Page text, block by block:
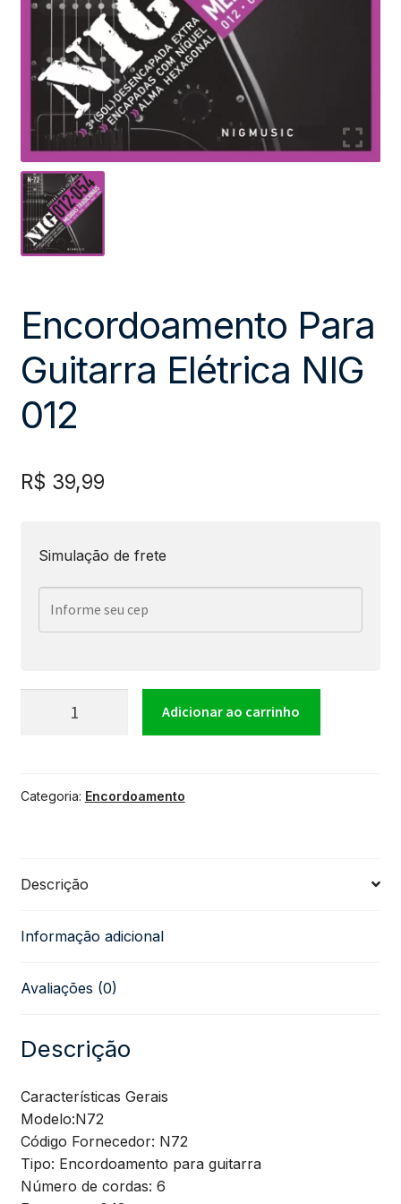
Encordoamento Para
Guitarra Elétrica NIG
012
R$ 39,99
Simulação de frete
Encordoamento
Guitarra
012
quantidade
Adicionar ao carrinho
Categoria: Encordoamento
Descrição
Informação adicional
Avaliações (0)
Descrição
Características Gerais
Modelo:N72
Código Fornecedor: N72
Tipo: Encordoamento para guitarra
Número de cordas: 6